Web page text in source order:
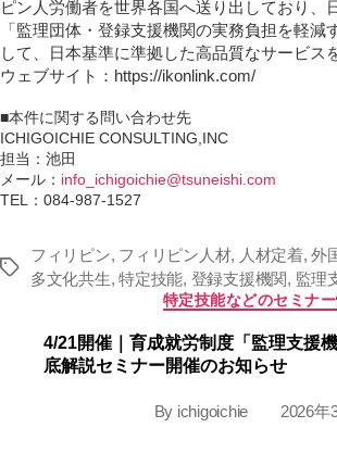
ピン人労働者を世界各国へ送り出しており、
「監理団体・登録支援機関の実務負担を軽減
して、日本基準に準拠した高品質なサービス
ウェブサイト：https://ikonlink.com/
■本件に関する問い合わせ先
ICHIGOICHIE CONSULTING,INC
担当：池田
メール： info_ichigoichie@tsuneishi.com
TEL：084-987-1527
Tags
フィリピン, フィリピン人材, 人材定着,外
多文化共生,特定技能, 登録支援機関, 監理
特定技能などのセミナ
4/21開催｜育成就労制度「監理支援
底解説セミナー開催のお知らせ
Post
By ichigoichie
Post
2026年